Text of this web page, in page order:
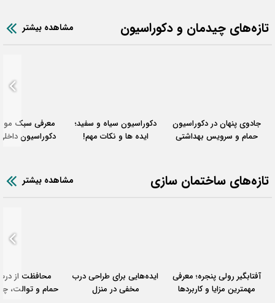
تازه‌های چیدمان و دکوراسیون مشاهده بیشتر
جادوی پنهان در دکوراسیون
حمام و سرویس بهداشتی
دکوراسیون سیاه و سفید؛
ایده ها و نکات مهم!
معرفی سبک
دکوراسیون
تازه‌های ساختمان سازی مشاهده بیشتر
آفتابگیر رولی پنجره؛ معرفی
مهمترین مزایا و کاربردها
ایده‌هایی برای طراحی درب
مخفی در منزل
محافظت از
حمام و توالت،